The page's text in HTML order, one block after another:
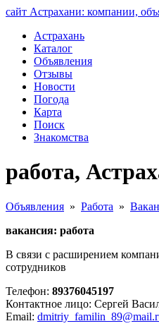
сайт Астрахани: компании,
Астрахань
Каталог
Объявления
Отзывы
Новости
Погода
Карта
Поиск
Знакомства
работа,
Объявления » Работа »
вакансия: работа
В связи с расширением
сотрудников
Телефон: 89376045197
Контактное лицо: Сергей
Email: